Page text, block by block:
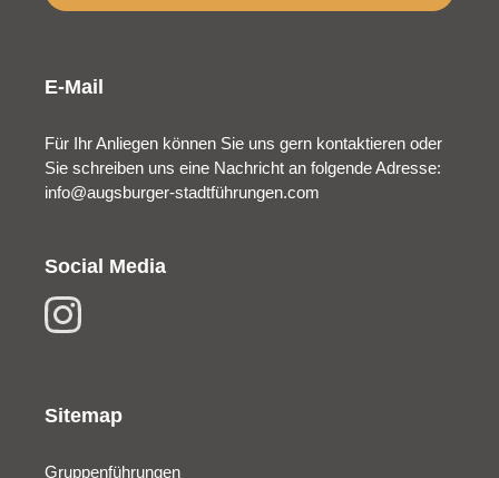
E-Mail
Für Ihr Anliegen können Sie uns gern kontaktieren oder
Sie schreiben uns eine Nachricht an folgende Adresse:
info@augsburger-stadtführungen.com
Social Media
Sitemap
Gruppenführungen